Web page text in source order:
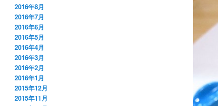
2016年8月
2016年7月
2016年6月
2016年5月
2016年4月
2016年3月
2016年2月
2016年1月
2015年12月
2015年11月